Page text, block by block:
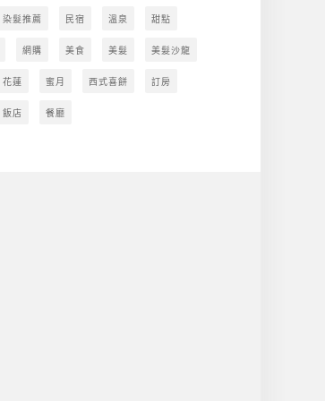
染髮推薦 民宿 溫泉 甜點
網購 美食 美髮 美髮沙龍
花蓮 蜜月 西式喜餅 訂房
飯店 餐廳